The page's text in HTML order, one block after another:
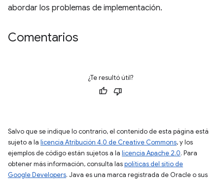
abordar los problemas de implementación.
Comentarios
¿Te resultó útil?
Salvo que se indique lo contrario, el contenido de esta página está
sujeto a la licencia Atribución 4.0 de Creative Commons, y los
ejemplos de código están sujetos a la licencia Apache 2.0. Para
obtener más información, consulta laspolíticas del sitio de
Google Developers. Java es una marca registrada de Oracle o sus